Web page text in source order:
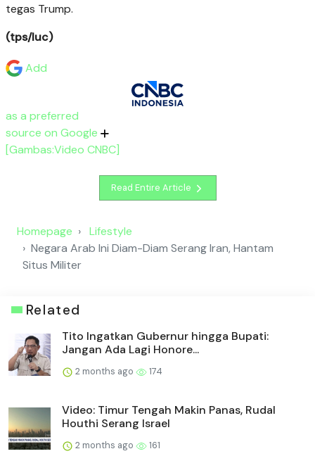
tegas Trump.
(tps/luc)
Add
as a preferred
source on Google
[Gambas:Video CNBC]
Read Entire Article
Homepage
Lifestyle
Negara Arab Ini Diam-Diam Serang Iran, Hantam
Situs Militer
Related
Tito Ingatkan Gubernur hingga Bupati:
Jangan Ada Lagi Honore...
2 months ago 174
Video: Timur Tengah Makin Panas, Rudal
Houthi Serang Israel
2 months ago 161